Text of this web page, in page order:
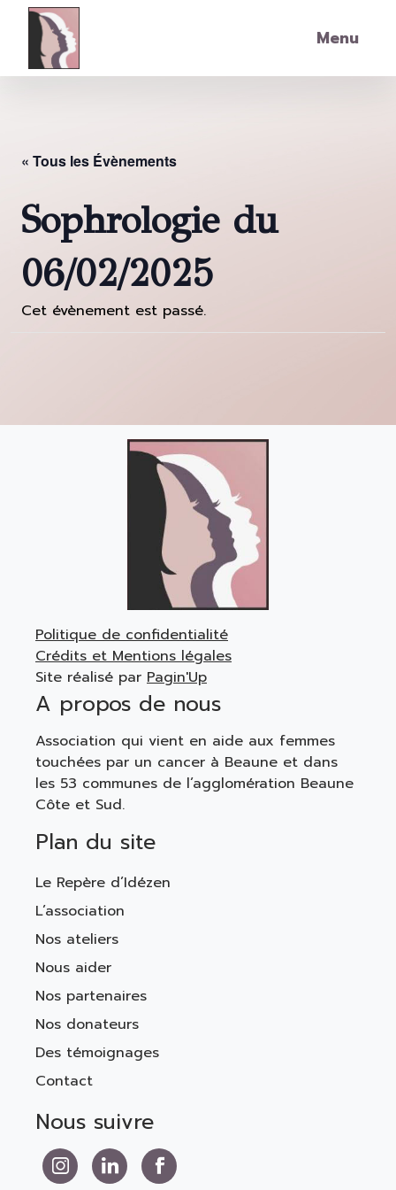
Skip to main content
Menu
« Tous les Évènements
Sophrologie du
06/02/2025
Cet évènement est passé.
Politique de confidentialité
Crédits et Mentions légales
Site réalisé par Pagin'Up
A propos de nous
Association qui vient en aide aux femmes
touchées par un cancer à Beaune et dans
les 53 communes de l’agglomération Beaune
Côte et Sud.
Plan du site
Le Repère d’Idézen
L’association
Nos ateliers
Nous aider
Nos partenaires
Nos donateurs
Des témoignages
Contact
Nous suivre
Nous suivre sur Instagram
Nous suivre sur LinkedIn
Nous suivre sur Facebook